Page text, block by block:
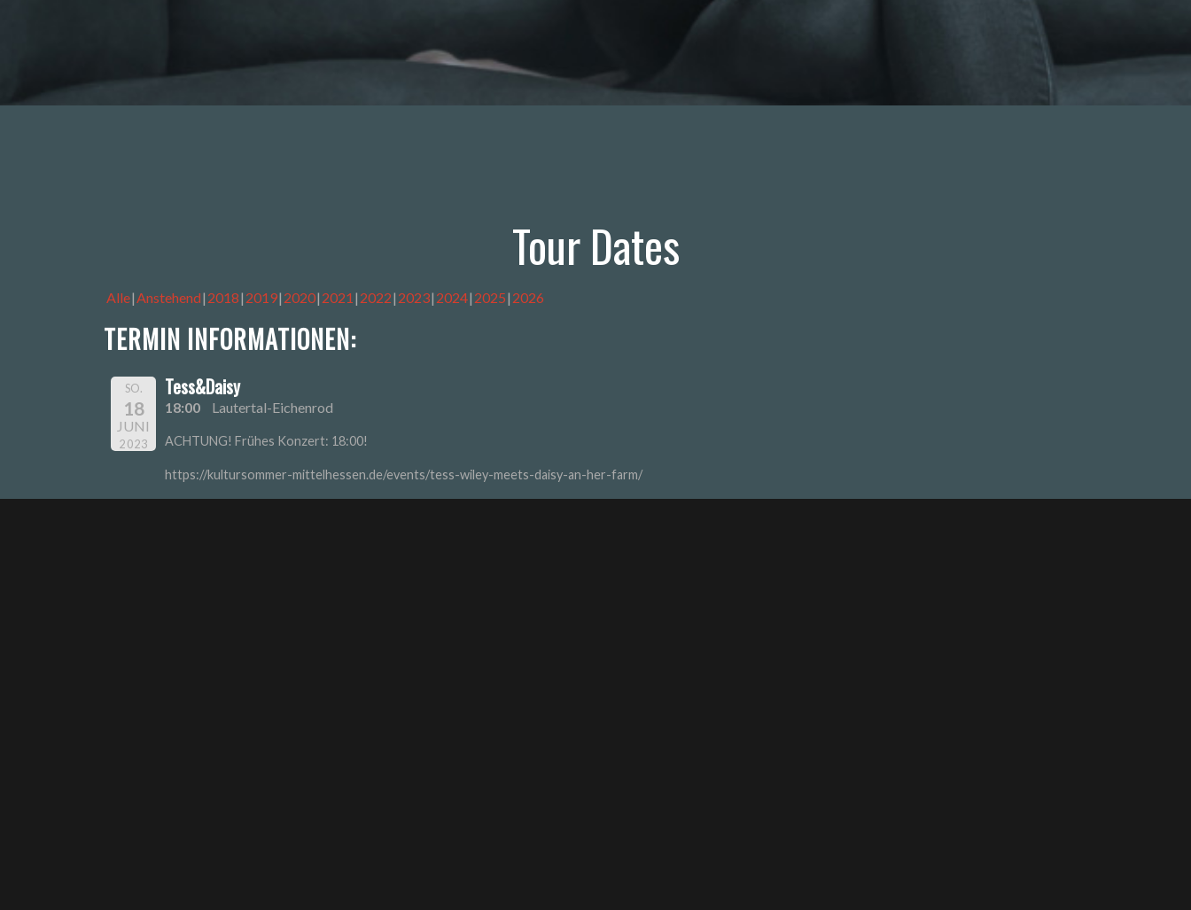
Tour Dates
Alle Anstehend 2018 2019 2020 2021 2022 2023 2024 2025 2026
TERMIN INFORMATIONEN:
SO.
18
JUNI
2023
Tess&Daisy
18:00 Lautertal-Eichenrod
ACHTUNG! Frühes Konzert: 18:00!
https://kultursommer-mittelhessen.de/events/tess-wiley-meets-daisy-an-her-farm/